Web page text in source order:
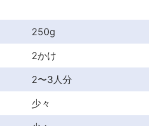
250g
2かけ
2〜3人分
少々